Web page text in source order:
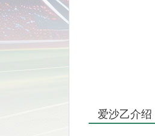
爱沙乙介绍